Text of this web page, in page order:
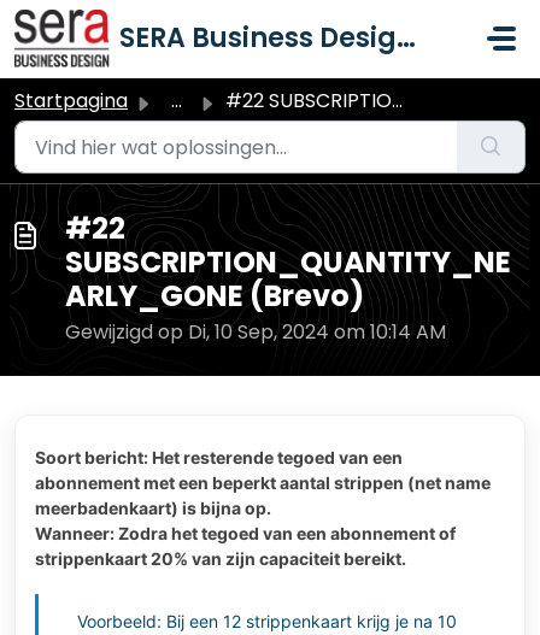
Doorgaan naar hoofdinhoud
SERA Business Design B.V.
Startpagina ... #22 SUBSCRIPTION_QUANTITY_NEARLY_GONE (Brevo)
#22
SUBSCRIPTION_QUANTITY_NE
ARLY_GONE (Brevo)
Gewijzigd op Di, 10 Sep, 2024 om 10:14 AM
Soort bericht: Het resterende tegoed van een
abonnement met een beperkt aantal strippen (net name
meerbadenkaart) is bijna op.
Wanneer: Zodra het tegoed van een abonnement of
strippenkaart 20% van zijn capaciteit bereikt.
Voorbeeld: Bij een 12 strippenkaart krijg je na 10